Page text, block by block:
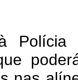
Polícia